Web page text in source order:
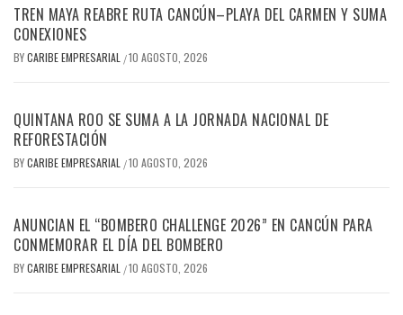
TREN MAYA REABRE RUTA CANCÚN–PLAYA DEL CARMEN Y SUMA
CONEXIONES
BYCARIBE EMPRESARIAL /10 AGOSTO, 2026
QUINTANA ROO SE SUMA A LA JORNADA NACIONAL DE
REFORESTACIÓN
BYCARIBE EMPRESARIAL /10 AGOSTO, 2026
ANUNCIAN EL “BOMBERO CHALLENGE 2026” EN CANCÚN PARA
CONMEMORAR EL DÍA DEL BOMBERO
BYCARIBE EMPRESARIAL /10 AGOSTO, 2026